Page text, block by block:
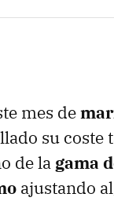
mes de
su coste
de la gama
ajustando